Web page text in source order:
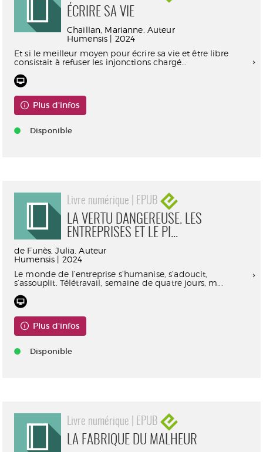
ÉCRIRE SA VIE
Chaillan, Marianne. Auteur
Humensis | 2024
Et si le meilleur moyen pour écrire sa vie et être libre
consistait à refuser les injonctions chargé...
Plus d'infos
Disponible
Livre numérique | EPUB
LA VERTU DANGEREUSE. LES
ENTREPRISES ET LE PI...
de Funès, Julia. Auteur
Humensis | 2024
Le monde de l’entreprise s’humanise, s’adoucit,
s’assouplit. Télétravail, semaine de quatre jours, m...
Plus d'infos
Disponible
Livre numérique | EPUB
LA FABRIQUE DU MALHEUR